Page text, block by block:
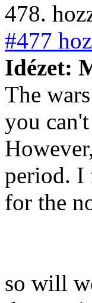
478.
#477
Idézet:
The
you
period. I
for the
so will